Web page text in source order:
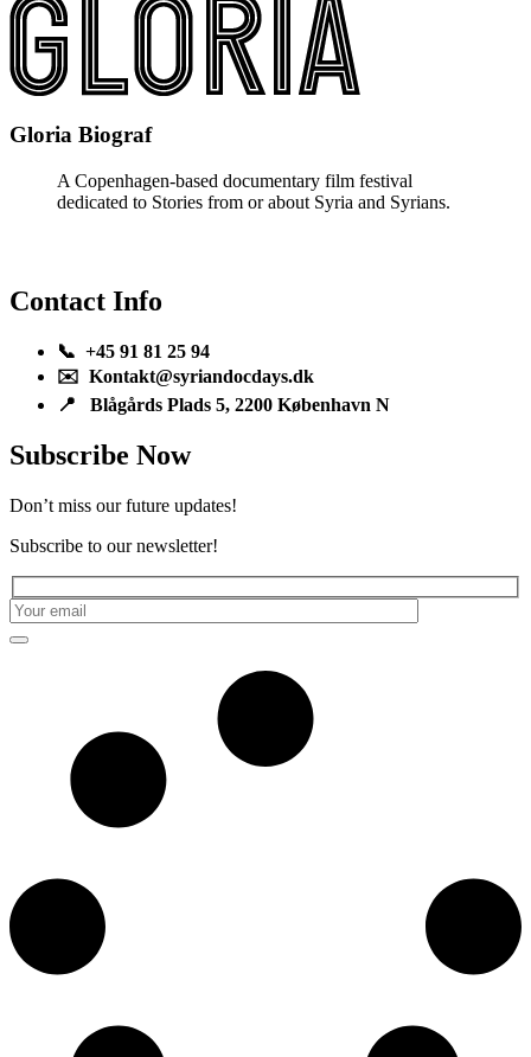
Gloria Biograf
A Copenhagen-based documentary film festival
dedicated to Stories from or about Syria and Syrians.
Contact Info
📞 +45 91 81 25 94
✉️ Kontakt@syriandocdays.dk
📍 Blågårds Plads 5, 2200 København N
Subscribe Now
Don’t miss our future updates!
Subscribe to our newsletter!